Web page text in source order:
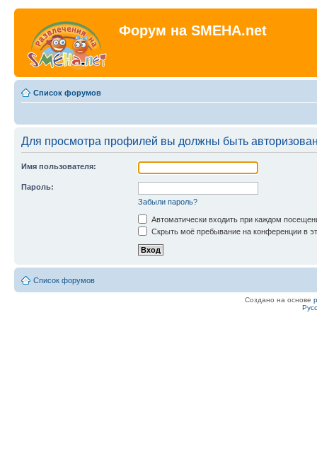
Форум на SMEHA.net
Список форумов
Для просмотра профилей вы должны быть
Имя пользователя:
Пароль:
Забыли пароль?
Автоматически входить при каждом
Скрыть моё пребывание на конференции в
Список форумов
Создано на основе